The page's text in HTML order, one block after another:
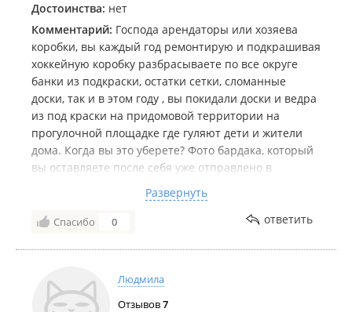
Достоинства: нет
Комментарий: Господа арендаторы или хозяева
коробки, вы каждый год ремонтирую и подкрашивая
хоккейную коробку разбрасываете по все округе
банки из подкраски, остатки сетки, сломанные
доски, так и в этом году , вы покидали доски и ведра
из под краски на придомовой территории на
прогулочной площадке где гуляют дети и жители
дома. Когда вы это уберете? Фото бардака, который
вы оставляете после себя уже отправлено в
время вы не уберете за собой все , такие фото будут
отправлены по Госуслугам в Москву на контроль
Развернуть
Спасибо 0 ответить
Людмила
Отзывов7